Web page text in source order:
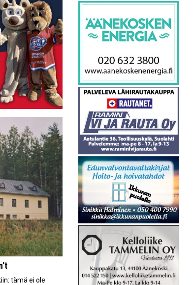
tämä ei ole